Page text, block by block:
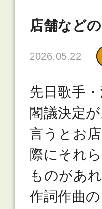
店舗など
2026.05.22
先日歌手
閣議決定
言うとお
際にそれ
ものがあ
作詞作曲